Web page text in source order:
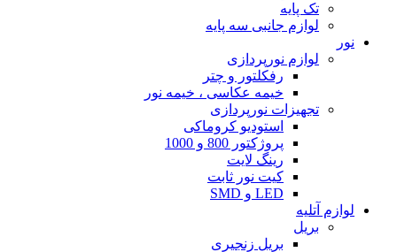
تک پایه
لوازم جانبی سه پایه
نور
لوازم نورپردازی
رفکلتور و چتر
خیمه عکاسی ، خیمه نور
تجهیزات نورپردازی
استودیو کروماکی
پروژکتور 800 و 1000
رینگ لایت
کیت نور ثابت
LED و SMD
لوازم آتلیه
بریل
بریل زنجیری